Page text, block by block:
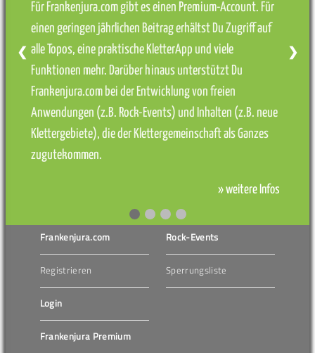
Für Frankenjura.com gibt es einen Premium-Account. Für
einen geringen jährlichen Beitrag erhältst Du Zugriff auf
alle Topos, eine praktische KletterApp und viele
Funktionen mehr. Darüber hinaus unterstützt Du
Frankenjura.com bei der Entwicklung von freien
Anwendungen (z.B. Rock-Events) und Inhalten (z.B. neue
Klettergebiete), die der Klettergemeinschaft als Ganzes
zugutekommen.
» weitere Infos
❮ ❯
Frankenjura.com
Registrieren
Login
Frankenjura Premium
Rock-Events
Sperrungsliste